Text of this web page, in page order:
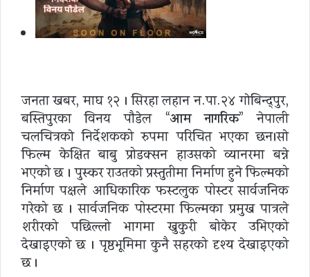
जनता खबर, माघ १२ । सिरहा लहान न.पा.२४ गाेबिन्द्पुर,
बस्तिपुरका विनय पाैडेल “आम नागरिक” नेपाली
चलचित्रकाे निर्देशकको रुपमा परिचित भएका छन।साे
फिल्म केक्षित बाबु प्रोडक्सन हाउसको व्यानरमा बन्ने
भएको छ । पुस्कर राउतको प्रस्तुतीमा निर्माण हुने फिल्मको
निर्माण पक्षले आधिकारिक फस्टलुक पोस्टर सार्वजनिक
गरेको छ । सार्वजनिक पोस्टरमा फिल्मका प्रमुख पात्रले
शरीरको पछिल्लो भागमा खुकुरी बोकेर उभिएको
देखाइएको छ । पृष्ठभूमिमा कुनै सहरको दृश्य देखाइएको
छ ।